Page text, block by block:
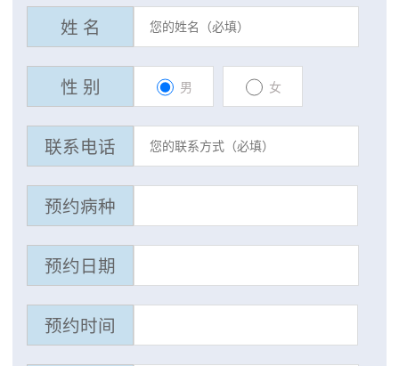
姓 名
性 别 男 女
联系电话
预约病种
预约日期
预约时间